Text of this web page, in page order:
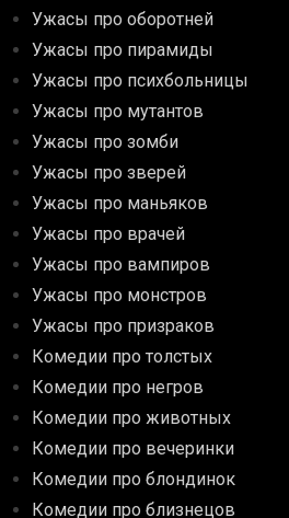
Ужасы про оборотней
Ужасы про пирамиды
Ужасы про психбольницы
Ужасы про мутантов
Ужасы про зомби
Ужасы про зверей
Ужасы про маньяков
Ужасы про врачей
Ужасы про вампиров
Ужасы про монстров
Ужасы про призраков
Комедии про толстых
Комедии про негров
Комедии про животных
Комедии про вечеринки
Комедии про блондинок
Комедии про близнецов